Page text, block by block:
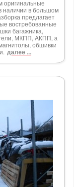
оригинальные
наличии в большом
предлагает
востребованные
багажника,
МКПП, АКПП, а
обшивки
далее ...